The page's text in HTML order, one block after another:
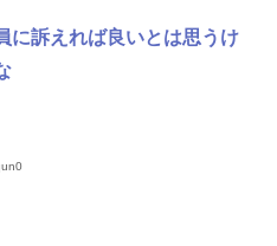
に訴えれば良いとは思うけ